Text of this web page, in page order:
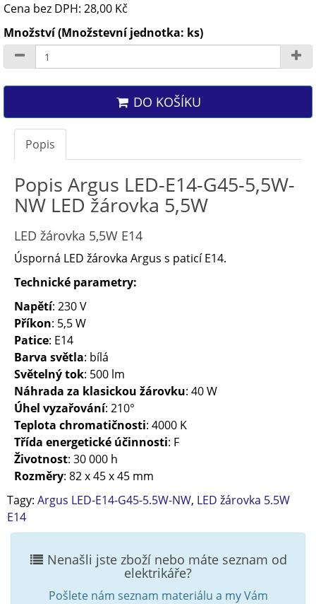
Cena bez DPH: 28,00 Kč
Množství (Množstevní jednotka: ks)
DO KOŠÍKU
Popis
Popis Argus LED-E14-G45-5,5W-
NW LED žárovka 5,5W
LED žárovka 5,5W E14
Úsporná LED žárovka Argus s paticí E14.
Technické parametry:
Napětí: 230 V
Příkon: 5,5 W
Patice: E14
Barva světla: bílá
Světelný tok: 500 lm
Náhrada za klasickou žárovku: 40 W
Úhel vyzařování: 210°
Teplota chromatičnosti: 4000 K
Třída energetické účinnosti: F
Životnost: 30 000 h
Rozměry: 82 x 45 x 45 mm
Tagy: Argus LED-E14-G45-5.5W-NW, LED žárovka 5.5W
E14
Nenašli jste zboží nebo máte seznam od
elektrikáře?
Pošlete nám seznam materiálu a my Vám